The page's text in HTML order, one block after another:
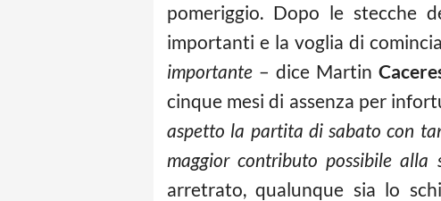
pomeriggio. Dopo le stecche
importanti e la voglia di
importante – dice Martin
cinque mesi di assenza per
aspetto la partita di sabato con
maggior contributo possibile alla
arretrato, qualunque sia lo